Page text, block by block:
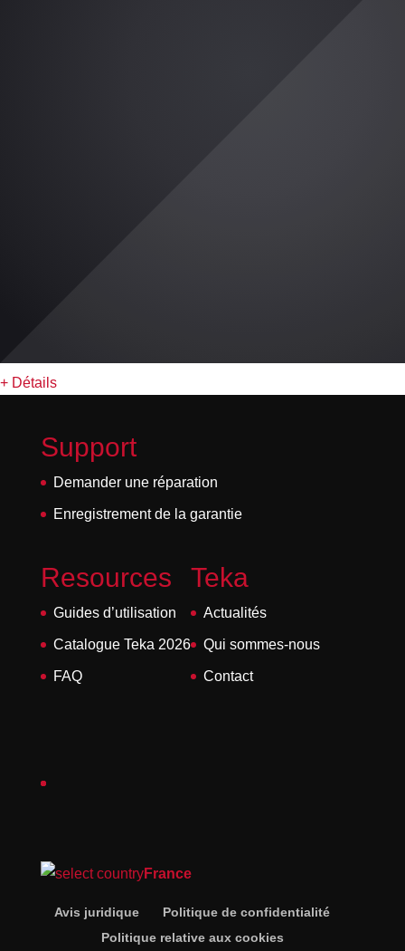
+ Détails
Support
Demander une réparation
Enregistrement de la garantie
Resources
Guides d’utilisation
Catalogue Teka 2026
FAQ
Teka
Actualités
Qui sommes-nous
Contact
France
Avis juridique
Politique de confidentialité
Politique relative aux cookies